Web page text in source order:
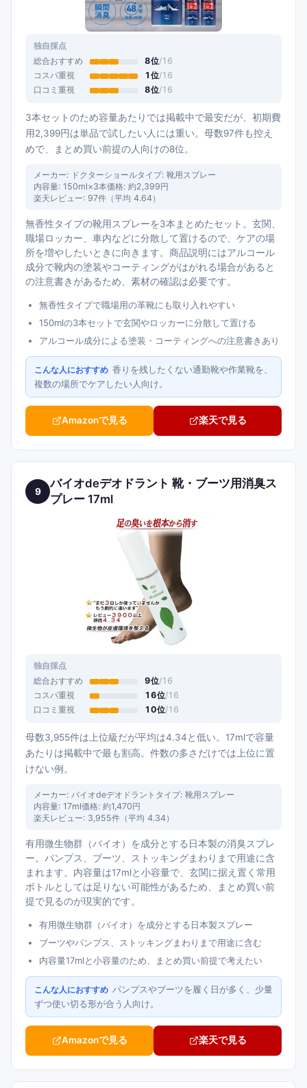
独自採点
総合おすすめ 8位/16
コスパ重視
1 位/16
口コミ重視
8位/16
3本セットのため容量あたりでは掲載中で最安だが、初期費
用2,399円は単品で試したい人には重い。母数97件も控え
めで、まとめ買い前提の人向けの8位。
メーカー: ドクターショールタイプ: 靴用スプレー
内容量: 150ml×3本価格: 約2,399円
楽天レビュー: 97件（平均 4.64）
無香性タイプの靴用スプレーを3本まとめたセット。玄関、
職場ロッカー、車内などに分散して置けるので、ケアの場
所を増やしたいときに向きます。商品説明にはアルコール
成分で靴内の塗装やコーティングがはがれる場合があると
の注意書きがあるため、素材の確認は必要です。
無香性タイプで職場用の革靴にも取り入れやすい
150mlの3本セットで玄関やロッカーに分散して置ける
アルコール成分による塗装・コーティングへの注意書きあり
こんな人におすすめ 香りを残したくない通勤靴や作業靴を、
複数の場所でケアしたい人向け。
Amazonで見る 楽天で見る
9
バイオdeデオドラント 靴・ブーツ用消臭ス
プレー 17ml
独自採点
総合おすすめ 9位/16
コスパ重視
16位/16
口コミ重視
10位/16
母数3,955件は上位級だが平均は4.34と低い。17mlで容量
あたりは掲載中で最も割高。件数の多さだけでは上位に置
けない例。
メーカー: バイオdeデオドラント タイプ: 靴用スプレー
内容量: 17ml価格: 約1,470円
楽天レビュー: 3,955件（平均 4.34）
有用微生物群（バイオ）を成分とする日本製の消臭スプレ
ー。パンプス、ブーツ、ストッキングまわりまで用途に含
まれます。内容量は17mlと小容量で、玄関に据え置く常用
ボトルとしては足りない可能性があるため、まとめ買い前
提で見るのが現実的です。
有用微生物群（バイオ）を成分とする日本製スプレー
ブーツやパンプス、ストッキングまわりまで用途に含む
内容量17mlと小容量のため、まとめ買い前提で考えたい
こんな人におすすめ パンプスやブーツを履く日が多く、少量
ずつ使い切る形が合う人向け。
Amazonで見る 楽天で見る